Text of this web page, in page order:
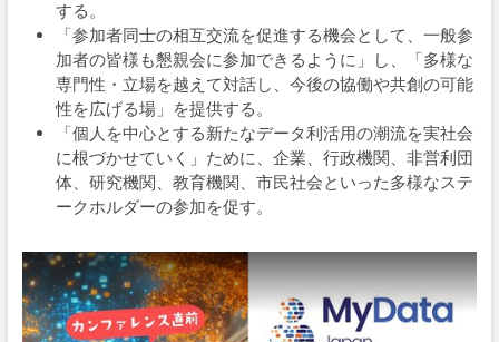
する。
「参加者同士の相互交流を促進する機会として、一般参
加者の皆様も懇親会に参加できるように」し、「多様な
専門性・立場を越えて対話し、今後の協働や共創の可能
性を広げる場」を提供する。
「個人を中心とする新たなデータ利活用の潮流を実社会
に根づかせていく」ために、企業、行政機関、非営利団
体、研究機関、教育機関、市民社会といった多様なステ
ークホルダーの参加を促す。